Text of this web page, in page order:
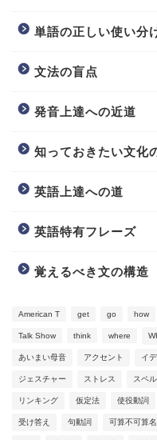
単語の正しい使い分
文法の盲点
発音上達への近道
知っておきたい文化
英語上達への道
英語特有フレーズ
覚えるべき文の構造
American T get go how
Talk Show think where
あいまい母音 アクセント イ
ジェスチャー ストレス スペ
リンキング 仮定法 使役動詞
受け答え 句動詞 可算不可算